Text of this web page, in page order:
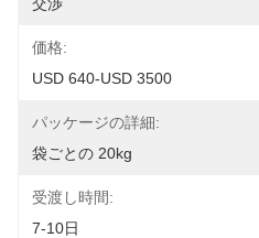
価格:
USD 640-USD 3500
パッケージの詳細:
袋ごとの 20kg
受渡し時間:
7-10日